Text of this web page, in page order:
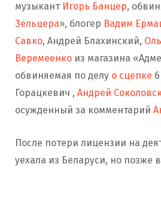
музыкант Игорь Банцер,
Зельцера», блогер Вадим
Савко, Андрей Блахинский,
Веремеенко из магазина
обвиняемая по делу о сцепке
Горацкевич , Андрей
осужденный за комментарий
После потери лицензии на
уехала из Беларуси, но позже